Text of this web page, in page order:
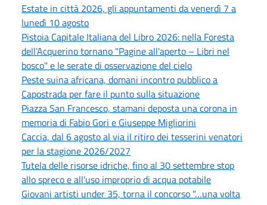
Estate in città 2026, gli appuntamenti da venerdì 7 a
lunedì 10 agosto
Pistoia Capitale Italiana del Libro 2026: nella Foresta
dell'Acquerino tornano "Pagine all'aperto – Libri nel
bosco" e le serate di osservazione del cielo
Peste suina africana, domani incontro pubblico a
Capostrada per fare il punto sulla situazione
Piazza San Francesco, stamani deposta una corona in
memoria di Fabio Gori e Giuseppe Migliorini
Caccia, dal 6 agosto al via il ritiro dei tesserini venatori
per la stagione 2026/2027
Tutela delle risorse idriche, fino al 30 settembre stop
allo spreco e all’uso improprio di acqua potabile
Giovani artisti under 35, torna il concorso "…una volta